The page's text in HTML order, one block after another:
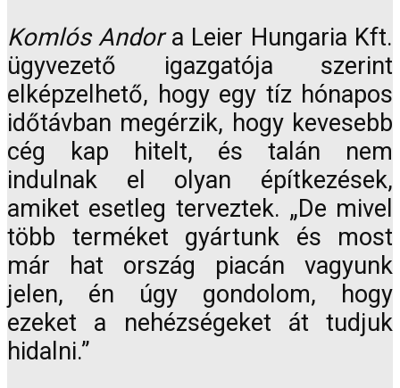
Komlós Andora Leier Hungaria Kft.
ügyvezető igazgatója szerint
elképzelhető, hogy egy tíz hónapos
időtávban megérzik, hogy kevesebb
cég kap hitelt, és talán nem
indulnak el olyan építkezések,
amiket esetleg terveztek. „De mivel
több terméket gyártunk és most
már hat ország piacán vagyunk
jelen, én úgy gondolom, hogy
ezeket a nehézségeket át tudjuk
hidalni.”